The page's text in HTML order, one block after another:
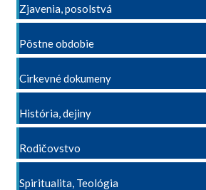
Zjavenia, posolstvá
Pôstne obdobie
Cirkevné dokumeny
História, dejiny
Rodičovstvo
Spiritualita, Teológia